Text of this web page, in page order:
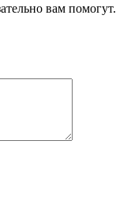
вам помогут.